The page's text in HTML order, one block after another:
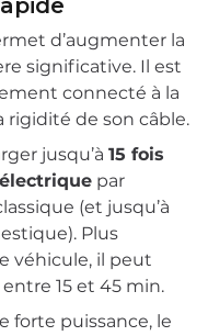
d’augmenter la
significative. Il est
connecté à la
rigidité de son câble.
jusqu’à 15 fois
par
(et jusqu’à
Plus
véhicule, il peut
15 et 45 min.
forte puissance, le